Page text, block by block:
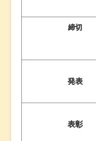
締切
発表
表彰